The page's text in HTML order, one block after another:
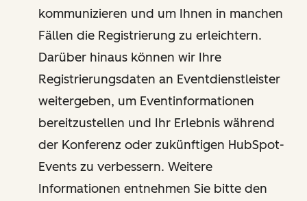
kommunizieren und um Ihnen in manchen
Fällen die Registrierung zu erleichtern.
Darüber hinaus können wir Ihre
Registrierungsdaten an Eventdienstleister
weitergeben, um Eventinformationen
bereitzustellen und Ihr Erlebnis während
der Konferenz oder zukünftigen HubSpot-
Events zu verbessern. Weitere
Informationen entnehmen Sie bitte den